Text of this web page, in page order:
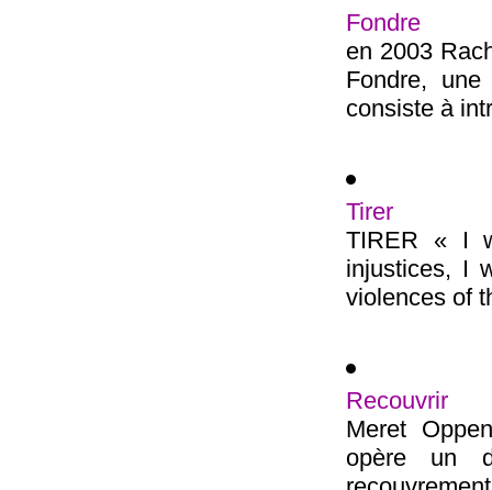
Fondre
en 2003
Fondre,
consiste à
Tirer
TIRER « I
injustices, I
violences of
Recouvrir
Meret
opère un